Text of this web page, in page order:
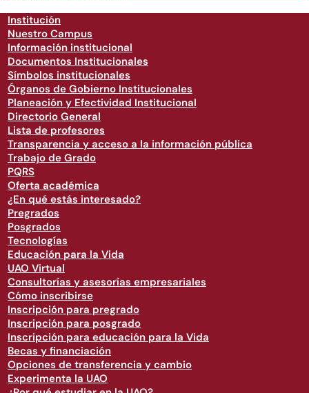
Institución
Nuestro Campus
Información institucional
Documentos Institucionales
Símbolos institucionales
Órganos de Gobierno Institucionales
Planeación y Efectividad Institucional
Directorio General
Lista de profesores
Transparencia y acceso a la información pública
Trabajo de Grado
PQRS
Oferta académica
¿En qué estás interesado?
Pregrados
Posgrados
Tecnologías
Educación para la Vida
UAO Virtual
Consultorías y asesorías empresariales
Cómo inscribirse
Inscripción para pregrado
Inscripción para posgrado
Inscripción para educación para la Vida
Becas y financiación
Opciones de transferencia y cambio
Experimenta la UAO